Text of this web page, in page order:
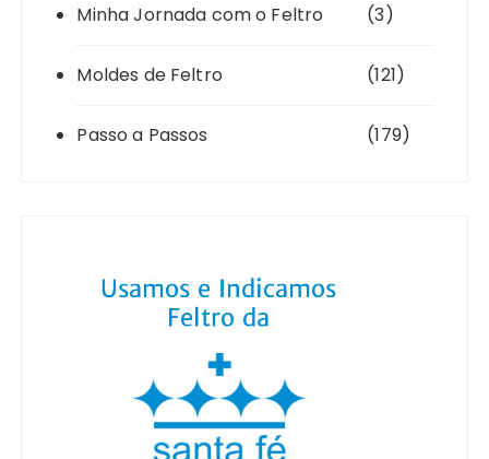
Minha Jornada com o Feltro (3)
Moldes de Feltro (121)
Passo a Passos (179)